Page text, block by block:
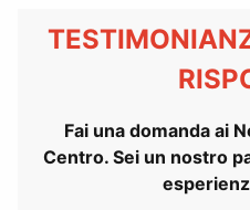
Fai una domanda ai
Centro. Sei un nostro